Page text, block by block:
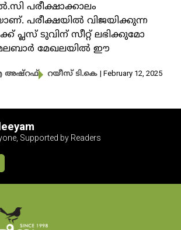
പരീക്ഷാക്കാലം
പരീക്ഷയിൽ വിജയിക്കുന്ന
പ്ലസ് ടുവിന് സീറ്റ് ലഭിക്കുമോ
മേഖലയിൽ ഈ
അഷ്‌റഫ് റയീസ് ടി.കെ | February 12, 2025
Supported by Readers